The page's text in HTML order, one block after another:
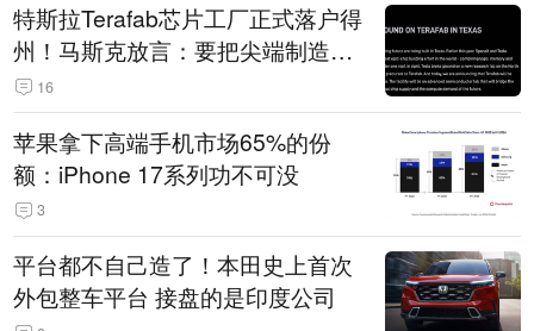
特斯拉Terafab芯片工厂正式落户得
州！马斯克放言：要把尖端制造带
回美国
16
苹果拿下高端手机市场65%的份
额：iPhone 17系列功不可没
3
平台都不自己造了！本田史上首次
外包整车平台 接盘的是印度公司